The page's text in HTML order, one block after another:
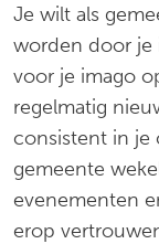
Je wilt als
worden door je
voor je imago
regelmatig
consistent in je
gemeente
evenementen
erop